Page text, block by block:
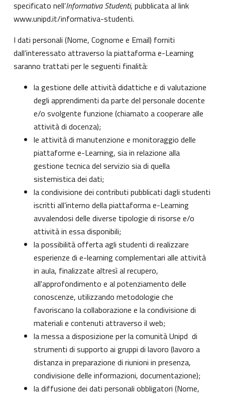
specificato nell’Informativa Studenti, pubblicata al link
www.unipd.it/informativa-studenti.
I dati personali (Nome, Cognome e Email) forniti
dall’interessato attraverso la piattaforma e-Learning
saranno trattati per le seguenti finalità:
la gestione delle attività didattiche e di valutazione
degli apprendimenti da parte del personale docente
e/o svolgente funzione (chiamato a cooperare alle
attività di docenza);
le attività di manutenzione e monitoraggio delle
piattaforme e-Learning, sia in relazione alla
gestione tecnica del servizio sia di quella
sistemistica dei dati;
la condivisione dei contributi pubblicati dagli studenti
iscritti all’interno della piattaforma e-Learning
avvalendosi delle diverse tipologie di risorse e/o
attività in essa disponibili;
la possibilità offerta agli studenti di realizzare
esperienze di e-learning complementari alle attività
in aula, finalizzate altresì al recupero,
all'approfondimento e al potenziamento delle
conoscenze, utilizzando metodologie che
favoriscano la collaborazione e la condivisione di
materiali e contenuti attraverso il web;
la messa a disposizione per la comunità Unipd di
strumenti di supporto ai gruppi di lavoro (lavoro a
distanza in preparazione di riunioni in presenza,
condivisione delle informazioni, documentazione);
la diffusione dei dati personali obbligatori (Nome,